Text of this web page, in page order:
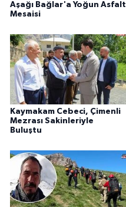
Aşağı Bağlar'a Yoğun Asfalt
Mesaisi
Kaymakam Cebeci, Çimenli
Mezrası Sakinleriyle
Buluştu